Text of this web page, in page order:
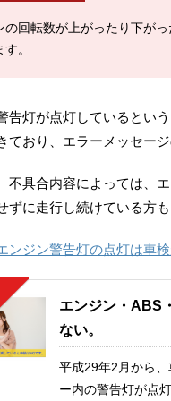
の回転数が上がったり下が
。
告灯が点灯しているとい
ており、エラーメッセー
不具合内容によっては、
ずに走行し続けている方
ンジン警告灯の点灯は車
エンジン・ABS
ない。
平成29年2月から
ー内の警告灯が点